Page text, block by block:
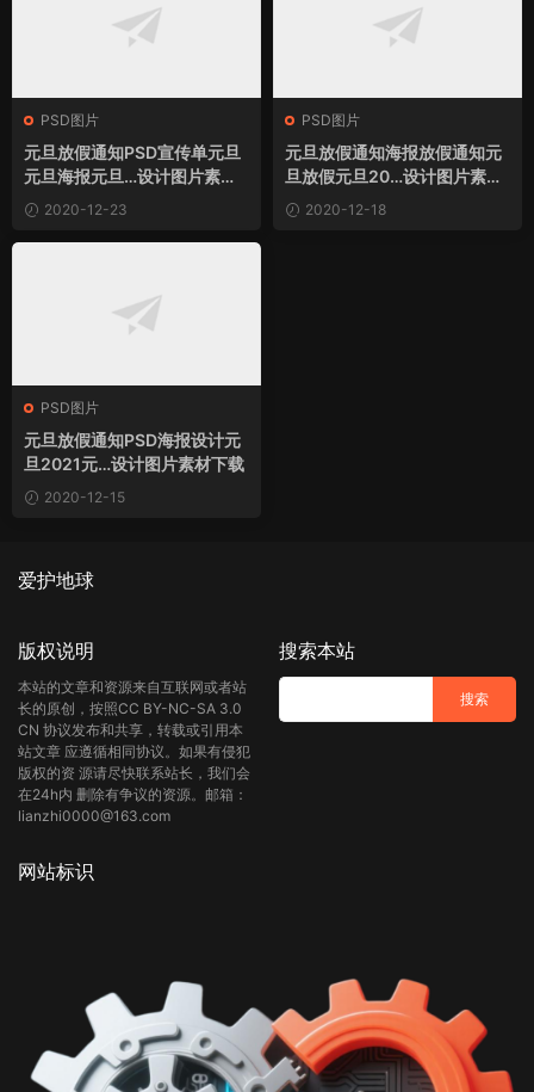
PSD图片
元旦放假通知PSD宣传单元旦
元旦海报元旦…设计图片素材
下载2020-12-23
PSD图片
元旦放假通知海报放假通知元
旦放假元旦20…设计图片素材
下载2020-12-18
PSD图片
元旦放假通知PSD海报设计元
旦2021元…设计图片素材下载
2020-12-15
爱护地球
版权说明
本站的文章和资源来自互联网或者站
长的原创，按照CC BY-NC-SA 3.0
CN 协议发布和共享，转载或引用本
站文章 应遵循相同协议。如果有侵犯
版权的资 源请尽快联系站长，我们会
在24h内 删除有争议的资源。邮箱：
lianzhi0000@163.com
搜索本站
网站标识